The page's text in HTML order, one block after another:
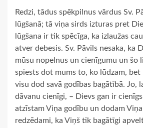
Redzi, tādus spēkpilnus vārdus Sv.
lūgšanā; tā viņa sirds izturas pret
lūgšana ir tik spēcīga, ka izlaužas
atver debesis. Sv. Pāvils nesaka, ka
mūsu nopelnus un cienīgumu un šo
spiests dot mums to, ko lūdzam, bet
visu dod savā godības bagātībā. Jo,
dāvanu cienīgi, – Dievs gan ir
atzīstam Viņa godību un dodam
redzēdami, ka Viņš tik bagātīgi